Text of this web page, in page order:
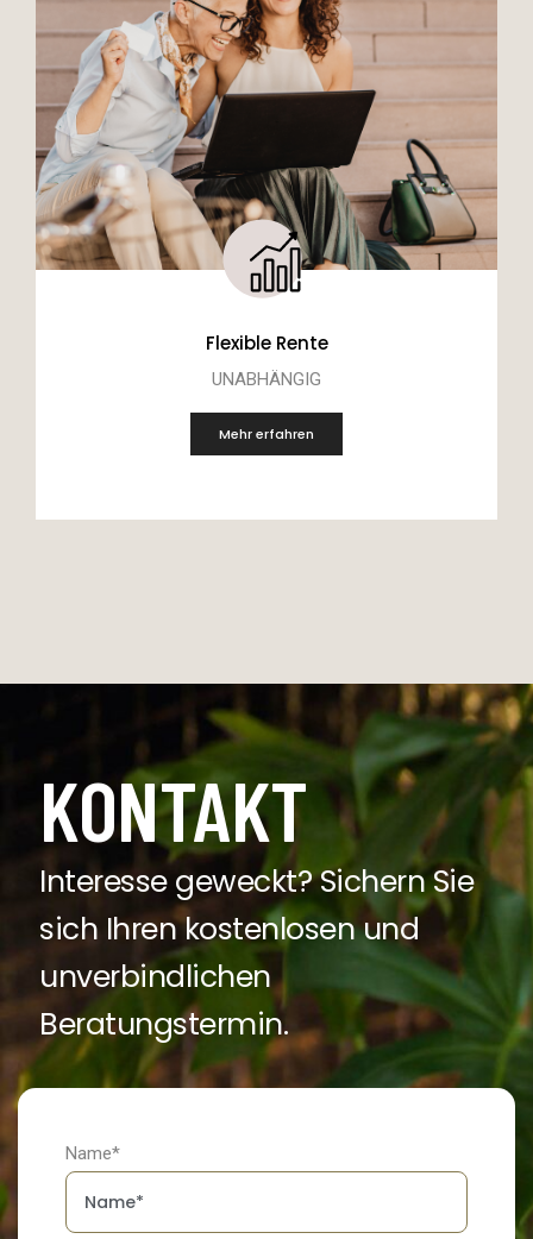
Flexible Rente
UNABHÄNGIG
Mehr erfahren
KONTAKT
Interesse geweckt? Sichern Sie
sich Ihren kostenlosen und
unverbindlichen
Beratungstermin.
Name*